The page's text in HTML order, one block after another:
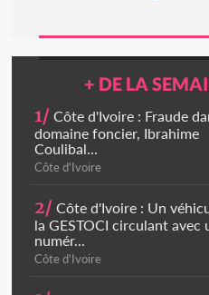
+ DE LA
1/ Côte d'Ivoire : Fraude
domaine foncier, Ibrahime
Coulibal...
Côte d'Ivoire
2/ Côte d'Ivoire : Un
la GESTOCI circulant avec
numér...
Côte d'Ivoire